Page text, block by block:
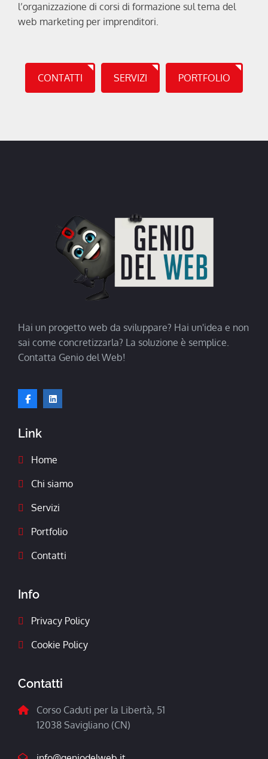
l’organizzazione di corsi di formazione sul tema del
web marketing per imprenditori.
CONTATTI SERVIZI PORTFOLIO
Hai un progetto web da sviluppare? Hai un'idea e non
sai come concretizzarla? La soluzione è semplice.
Contatta Genio del Web!
Link
Home
Chi siamo
Servizi
Portfolio
Contatti
Info
Privacy Policy
Cookie Policy
Contatti
Corso Caduti per la Libertà, 51
12038 Savigliano (CN)